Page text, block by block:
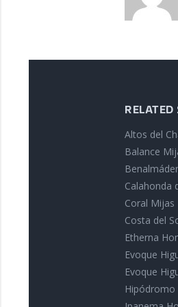
RELATED
Altos del
Balance
Calahonda
Coral Mijas
Costa del
Etherna
Evoque
Evoque
Hipódromo